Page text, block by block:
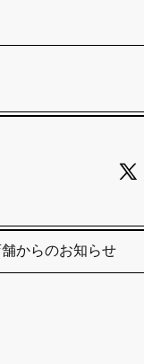
舗からのお知らせ